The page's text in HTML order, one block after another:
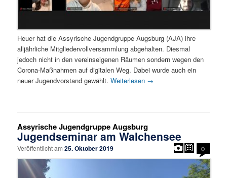
Heuer hat die Assyrische Jugendgruppe Augsburg (AJA) ihre
alljährliche Mitgliedervollversammlung abgehalten. Diesmal
jedoch nicht in den vereinseigenen Räumen sondern wegen den
Corona-Maßnahmen auf digitalen Weg. Dabei wurde auch ein
neuer Jugendvorstand gewählt.Weiterlesen →
Assyrische Jugendgruppe Augsburg
Jugendseminar am Walchensee
Veröffentlicht am25. Oktober 2019 0